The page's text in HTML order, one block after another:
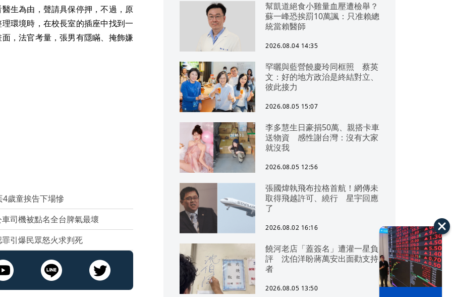
生為由，聲請具保停押，不過，原
環境時，在校長室的插座中找到一
，法官考量，張男有隱瞞、掩飾嫌
歲童挨告下場慘
司機被點名全台脾氣最壞
引爆民眾怒火求判死
幫凱道絕食小雞量血壓遭檢舉？
蘇一峰恐挨罰10萬諷：只准賴總
統當賴醫師
2026.08.04 14:35
罕曬與藍營饒慶玲同框照 蔡英
文：好的地方政治是終結對立、
彼此接力
2026.08.05 15:07
李多慧生日豪捐50萬、親搭卡車
送物資 感性謝台灣：沒有大家
就沒我
2026.08.05 12:56
張國煒執飛布拉格首航！網傳未
取得飛越許可、繞行 星宇回應
了
2026.08.02 16:16
饒河老店「蓋簽名」遭灌一星負
評 沈伯洋盼蔣萬安出面勸支持
者
2026.08.05 13:50